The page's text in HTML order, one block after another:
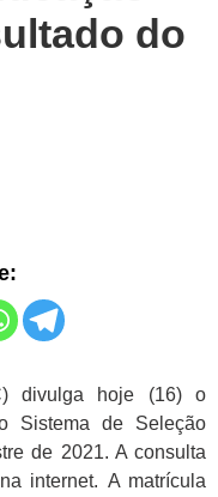
do
divulga hoje (16) o
Sistema de Seleção
de 2021. A consulta
na internet. A matrícula